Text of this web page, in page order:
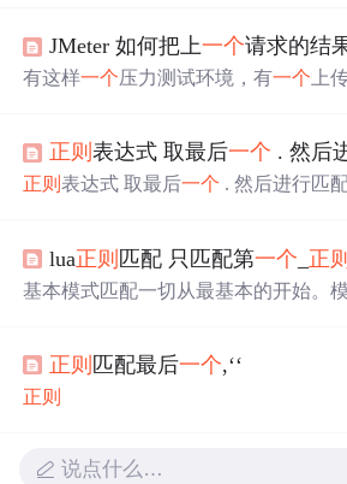
U',$s,$m);preg_match_all('/^.+|.+$/
整一段了我要的只是一个
JMeter 如何把上一个请求的结
有这样一个压力测试环境，有一个 上
为 xx 的文件的一些信息等等。问题来
上传后文件的 id 的，第二个请求势必
数呢？本文将介绍如何使用正则提取
正则表达式 取最后一个 . 然后
正则表达式 取最后一个
lua正则 匹配 只匹配第一个 正
基本模式匹配一切从最基本的开始。
往用特殊的字符表示一个范围内的字
示上下文。例如：^once这个模式包含
正则 匹配最后一个,‘‘
正则
说点什么…